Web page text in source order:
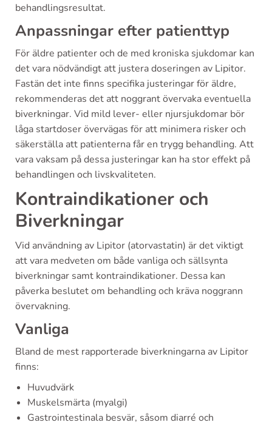
behandlingsresultat.
Anpassningar efter patienttyp
För äldre patienter och de med kroniska sjukdomar kan
det vara nödvändigt att justera doseringen av Lipitor.
Fastän det inte finns specifika justeringar för äldre,
rekommenderas det att noggrant övervaka eventuella
biverkningar. Vid mild lever- eller njursjukdomar bör
låga startdoser övervägas för att minimera risker och
säkerställa att patienterna får en trygg behandling. Att
vara vaksam på dessa justeringar kan ha stor effekt på
behandlingen och livskvaliteten.
Kontraindikationer och
Biverkningar
Vid användning av Lipitor (atorvastatin) är det viktigt
att vara medveten om både vanliga och sällsynta
biverkningar samt kontraindikationer. Dessa kan
påverka beslutet om behandling och kräva noggrann
övervakning.
Vanliga
Bland de mest rapporterade biverkningarna av Lipitor
finns:
Huvudvärk
Muskelsmärta (myalgi)
Gastrointestinala besvär, såsom diarré och